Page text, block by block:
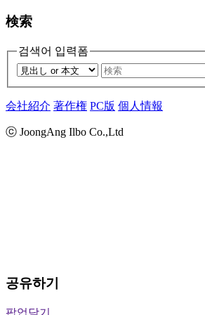
検索
검색어 입력폼
会社紹介 著作権 PC版 個人情報
ⓒ JoongAng Ilbo Co.,Ltd
공유하기
팝업닫기